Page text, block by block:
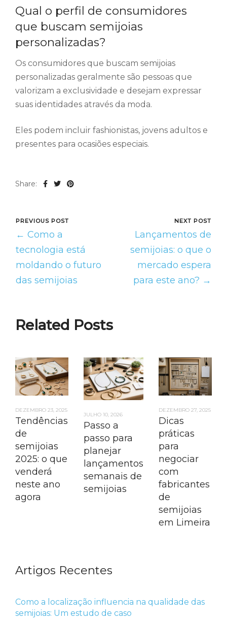
Qual o perfil de consumidores
que buscam semijoias
personalizadas?
Os consumidores que buscam semijoias
personalizadas geralmente são pessoas que
valorizam a exclusividade e desejam expressar
suas identidades através da moda.
Eles podem incluir fashionistas, jovens adultos e
presentes para ocasiões especiais.
Share:
PREVIOUS POST
← Como a
tecnologia está
moldando o futuro
das semijoias
NEXT POST
Lançamentos de
semijoias: o que o
mercado espera
para este ano? →
Related Posts
DEZEMBRO 23, 2025
Tendências
de
semijoias
2025: o que
venderá
neste ano
agora
JULHO 10, 2026
Passo a
passo para
planejar
lançamentos
semanais de
semijoias
DEZEMBRO 27, 2025
Dicas
práticas
para
negociar
com
fabricantes
de
semijoias
em Limeira
Artigos Recentes
Como a localização influencia na qualidade das
semijoias: Um estudo de caso